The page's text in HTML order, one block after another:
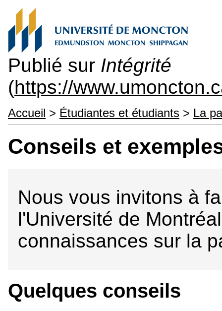
Publié sur Intégrité
(https://
Accueil > Étudiantes et étudiants > La
Conseils et
Nous vous invitons à
l'Université de
connaissances sur la
Quelques conseils